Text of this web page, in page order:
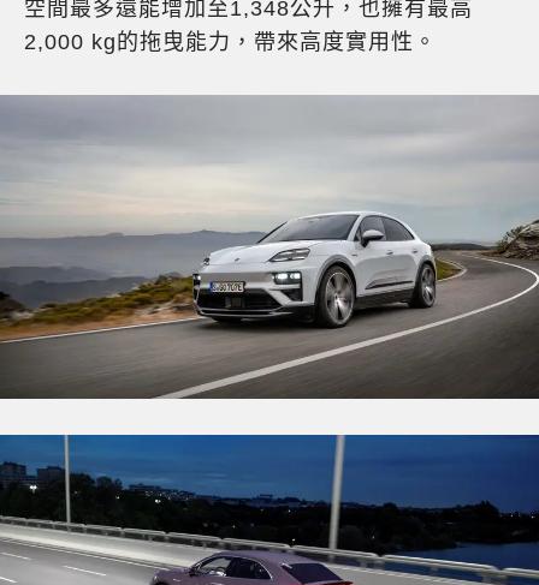
空間最多還能增加至1,348公升，也擁有最高
2,000 kg的拖曳能力，帶來高度實用性。